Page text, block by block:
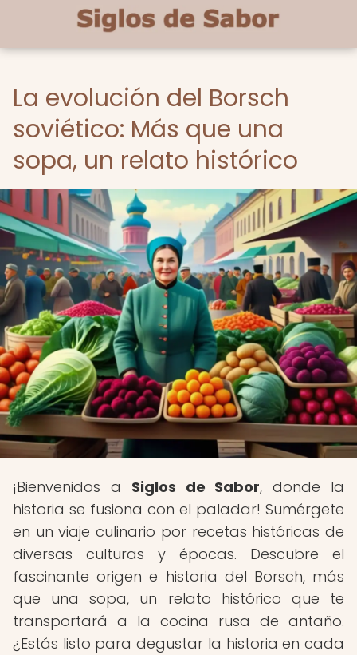
La evolución del Borsch
soviético: Más que una
sopa, un relato histórico
¡Bienvenidos a Siglos de Sabor, donde la
historia se fusiona con el paladar! Sumérgete
en un viaje culinario por recetas históricas de
diversas culturas y épocas. Descubre el
fascinante origen e historia del Borsch, más
que una sopa, un relato histórico que te
transportará a la cocina rusa de antaño.
¿Estás listo para degustar la historia en cada